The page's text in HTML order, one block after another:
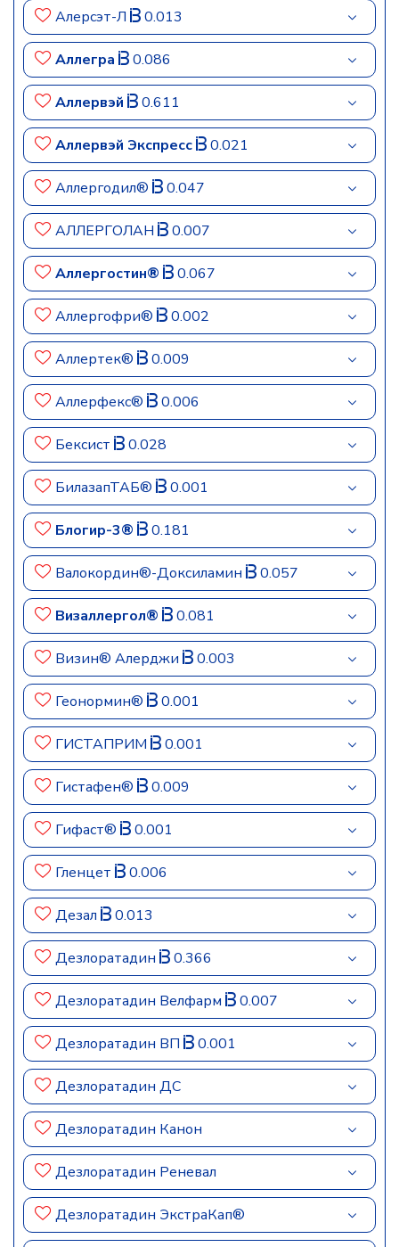
Алерсэт-Л 0.013
Аллегра 0.086
Аллервэй 0.611
Аллервэй Экспресс 0.021
Аллергодил® 0.047
АЛЛЕРГОЛАН 0.007
Аллергостин® 0.067
Аллергофри® 0.002
Аллертек® 0.009
Аллерфекс® 0.006
Бексист 0.028
БилазапТАБ® 0.001
Блогир-3® 0.181
Валокордин®-Доксиламин 0.057
Визаллергол® 0.081
Визин® Алерджи 0.003
Геонормин® 0.001
ГИСТАПРИМ 0.001
Гистафен® 0.009
Гифаст® 0.001
Гленцет 0.006
Дезал 0.013
Дезлоратадин 0.366
Дезлоратадин Велфарм 0.007
Дезлоратадин ВП 0.001
Дезлоратадин ДС
Дезлоратадин Канон
Дезлоратадин Реневал
Дезлоратадин ЭкстраКап®